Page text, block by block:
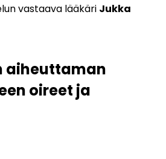
vastaava lääkäri Jukka
aiheuttaman
oireet ja